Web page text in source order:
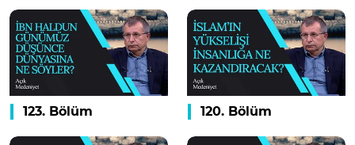
123. Bölüm 120. Bölüm